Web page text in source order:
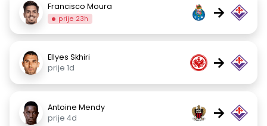
Francisco Moura
prije 23h →
Ellyes Skhiri
prije 1d
→
Antoine Mendy
prije 4d
→